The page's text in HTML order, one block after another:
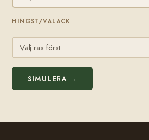
HINGST/VALACK
SIMULERA →